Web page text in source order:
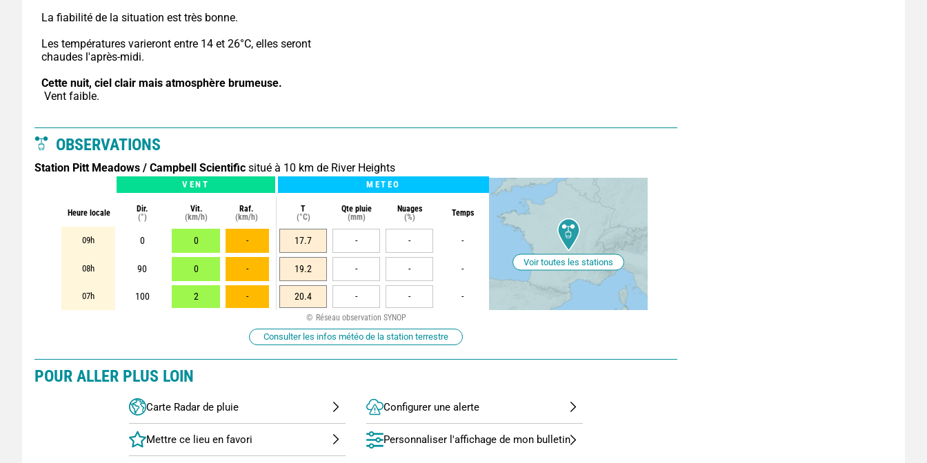
La fiabilité de la situation est très bonne.
Les températures varieront entre 14 et 26°C, elles seront
chaudes l'après-midi.
Cette nuit, ciel clair mais atmosphère brumeuse.
Vent faible.
OBSERVATIONS
Station Pitt Meadows / Campbell Scientific situé à 10 km de River Heights
VENT METEO
Heure locale
Dir.
(°)
Vit.
(km/h)
Raf.
(km/h)
T
(°C)
Qte pluie
(mm)
Nuages
(%)
Temps
09h 0 0 - 17.7 - - -
08h 90 0 - 19.2 - - -
07h 100 2 - 20.4 - - -
Voir toutes les stations
Réseau observation SYNOP
Consulter les infos météo de la station terrestre
POUR ALLER PLUS LOIN
Carte Radar de pluie Configurer une alerte
Personnaliser l'affichage de mon bulletin